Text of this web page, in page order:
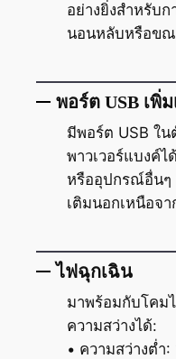
อย่างยิ่งสำหรับก
นอนหลับหรือข
พอร์ต USB เพิ่
มีพอร์ต USB ใ
พาวเวอร์แบงค์
หรืออุปกรณ์อื่นๆ
เติมนอกเหนือจ
ไฟฉุกเฉิน
มาพร้อมกับโคม
ความสว่างได้:
• ความสว่างต่ำ